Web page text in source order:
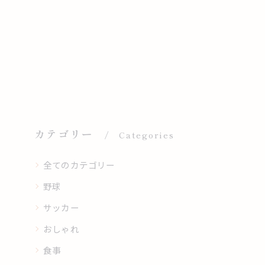
カテゴリー Categories
全てのカテゴリー
野球
サッカー
おしゃれ
食事